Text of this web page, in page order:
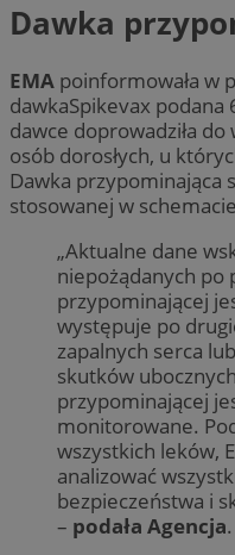
Dawka
EMA poinformowała w
dawkaSpikevax
dawce doprowadziła
osób dorosłych, u
Dawka przypominająca
stosowanej w
„Aktualne dane
niepożądanych po
przypominającej
występuje po
zapalnych serca
skutków
przypominającej
monitorowane.
wszystkich leków,
analizować
bezpieczeństwa i
– podała Agencja.